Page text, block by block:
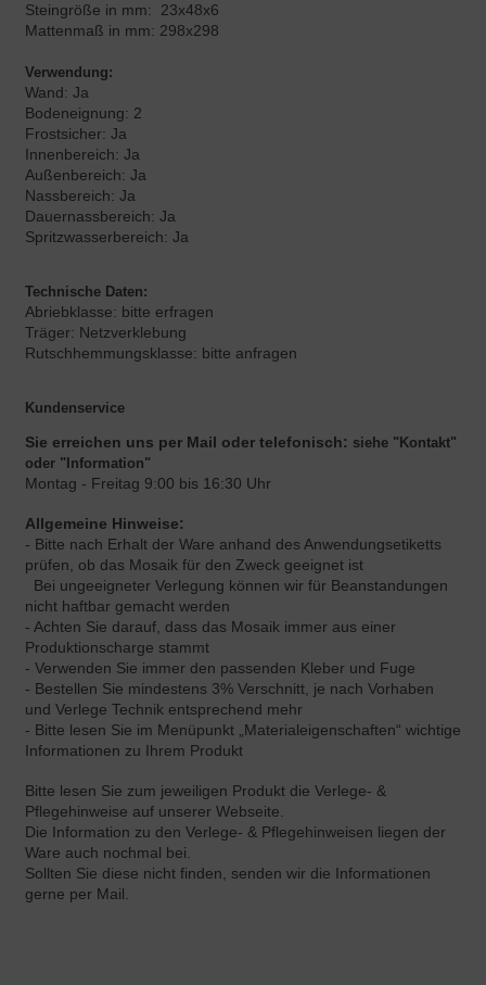
Steingröße in mm:
23x48x6
Mattenmaß in mm: 298x298
Verwendung:
Wand: Ja
Bodeneignung: 2
Frostsicher: Ja
Innenbereich: Ja
Außenbereich: Ja
Nassbereich: Ja
Dauernassbereich: Ja
Spritzwasserbereich: Ja
Technische Daten:
Abriebklasse: bitte erfragen
Träger: Netzverklebung
Rutschhemmungsklasse: bitte anfragen
Kundenservice
Sie erreichen uns per Mail oder telefonisch: siehe "Kontakt"
oder "Information"
Montag - Freitag 9:00 bis 16:30 Uhr
Allgemeine Hinweise:
- Bitte nach Erhalt der Ware anhand des Anwendungsetiketts
prüfen, ob das Mosaik für den Zweck geeignet ist
Bei ungeeigneter Verlegung können wir für Beanstandungen
nicht haftbar gemacht werden
- Achten Sie darauf, dass das Mosaik immer aus einer
Produktionscharge stammt
- Verwenden Sie immer den passenden Kleber und Fuge
- Bestellen Sie mindestens 3% Verschnitt, je nach Vorhaben
und Verlege Technik entsprechend mehr
- Bitte lesen Sie im Menüpunkt „Materialeigenschaften“ wichtige
Informationen zu Ihrem Produkt
Bitte lesen Sie zum jeweiligen Produkt die Verlege- &
Pflegehinweise auf unserer Webseite.
Die Information zu den Verlege- & Pflegehinweisen liegen der
Ware auch nochmal bei.
Sollten Sie diese nicht finden, senden wir die Informationen
gerne per Mail.